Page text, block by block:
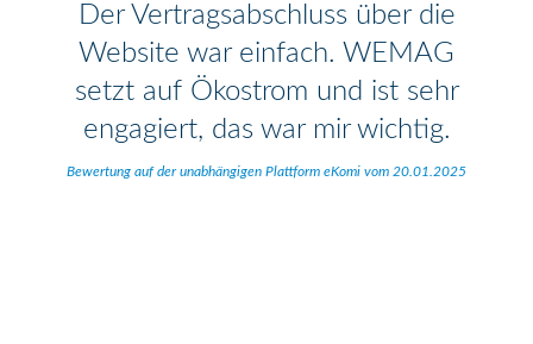
Der Vertragsabschluss über die
Website war einfach. WEMAG
setzt auf Ökostrom und ist sehr
engagiert, das war mir wichtig.
Bewertung auf der unabhängigen Plattform eKomi vom 20.01.2025